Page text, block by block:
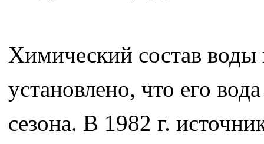
Химический состав воды
установлено, что его
сезона. В 1982 г.